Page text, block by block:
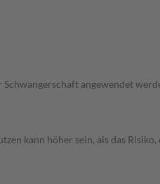
angewendet
kann höher sein, als das